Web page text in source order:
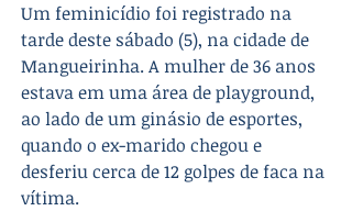
Um feminicídio foi registrado na
tarde deste sábado (5), na cidade de
Mangueirinha. A mulher de 36 anos
estava em uma área de playground,
ao lado de um ginásio de esportes,
quando o ex-marido chegou e
desferiu cerca de 12 golpes de faca na
vítima.